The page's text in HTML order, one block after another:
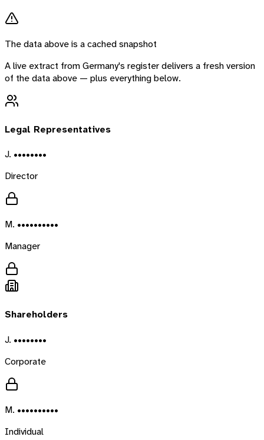
The data above is a cached snapshot
A live extract fromGermany's register delivers a fresh version
of the data above — plus everything below.
Legal Representatives
J. ••••••••
Director
M. ••••••••••
Manager
Shareholders
J. ••••••••
Corporate
M. ••••••••••
Individual